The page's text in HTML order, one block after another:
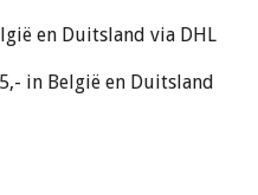
en Duitsland via DHL
in België en Duitsland